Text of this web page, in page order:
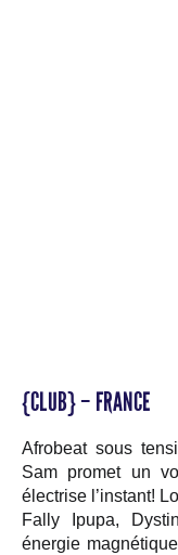
{CLUB} – FRANCE
Afrobeat sous
Sam promet un
électrise l’instant!
Fally Ipupa,
énergie